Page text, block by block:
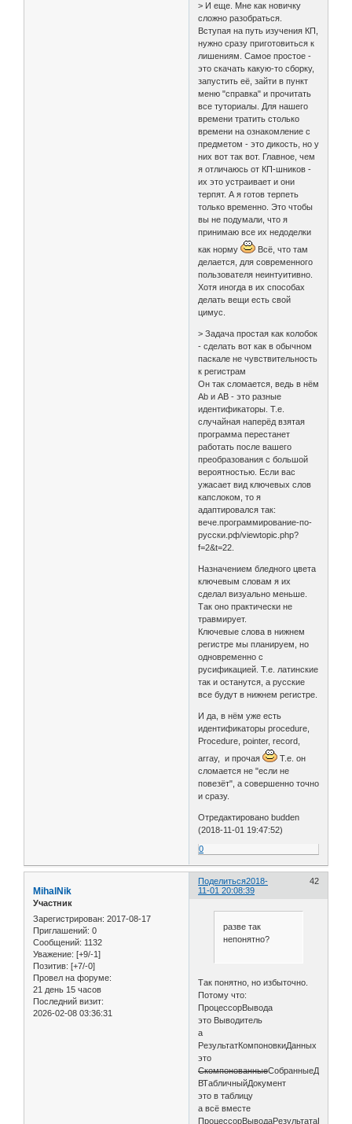
> И еще. Мне как новичку
сложно разобраться.
Вступая на путь изучения КП,
нужно сразу приготовиться к
лишениям. Самое простое -
это скачать какую-то сборку,
запустить её, зайти в пункт
меню "справка" и прочитать
все туториалы. Для нашего
времени тратить столько
времени на ознакомление с
предметом - это дикость, но у
них вот так вот. Главное, чем
я отличаюсь от КП-шников -
их это устраивает и они
терпят. А я готов терпеть
только временно. Это чтобы
вы не подумали, что я
принимаю все их недоделки
как норму
Всё, что там
делается, для современного
пользователя неинтуитивно.
Хотя иногда в их способах
делать вещи есть свой
цимус.
> Задача простая как колобок
- сделать вот как в обычном
паскале не чувствительность
к регистрам
Он так сломается, ведь в нём
Ab и AB - это разные
идентификаторы. Т.е.
случайная наперёд взятая
программа перестанет
работать после вашего
преобразования с большой
вероятностью. Если вас
ужасает вид ключевых слов
капслоком, то я
адаптировался так:
вече.программирование-по-
русски.рф/viewtopic.php?
f=2&t=22.
Назначением бледного цвета
ключевым словам я их
сделал визуально меньше.
Так оно практически не
травмирует.
Ключевые слова в нижнем
регистре мы планируем, но
одновременно с
русификацией. Т.е. латинские
так и останутся, а русские
все будут в нижнем регистре.
И да, в нём уже есть
идентификаторы procedure,
Procedure, pointer, record,
array, и прочая
Т.е. он
сломается не "если не
повезёт", а совершенно точно
и сразу.
Отредактировано budden
(2018-11-01 19:47:52)
0
Поделиться 42
2018-
11-01 20:08:39
MihalNik
Участник
Зарегистрирован: 2017-08-17
Приглашений: 0
Сообщений: 1132
Уважение: [+9/-1]
Позитив: [+7/-0]
Провел на форуме:
21 день 15 часов
Последний визит:
2026-02-08 03:36:31
разве так
непонятно?
Так понятно, но избыточно.
Потому что:
ПроцессорВывода
это Выводитель
а
РезультатКомпоновкиДанных
это
СкомпонованныеСобранныеДанные
ВТабличныйДокумент
это в таблицу
а всё вместе